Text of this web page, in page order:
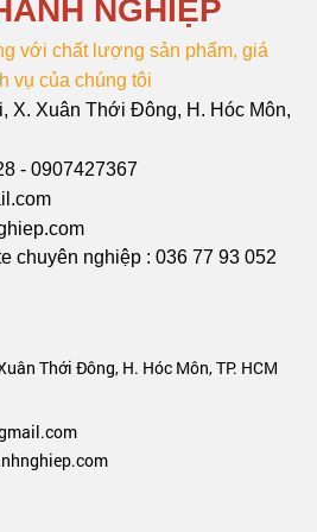
NGHIỆP
với chất lượng sản phẩm, giá
vụ của chúng tôi
X. Xuân Thới Đông, H. Hóc Môn,
- 0907427367
chuyên nghiệp : 036 77 93 052
Thới Đông, H. Hóc Môn, TP. HCM